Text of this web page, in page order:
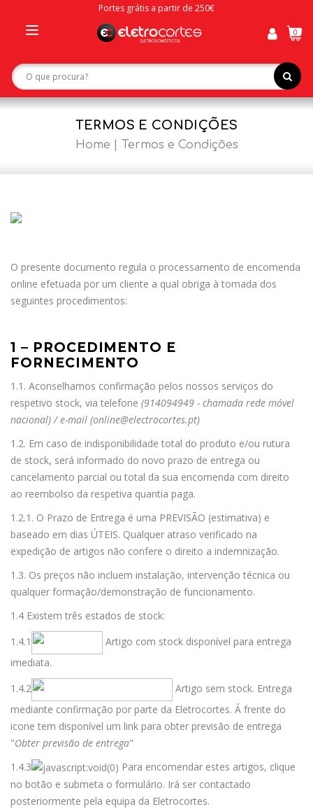
Portes grátis a partir de 250€
navigation
0
TERMOS E CONDIÇÕES
Home Termos e Condições
O presente documento regula o processamento de encomenda
online efetuada por um cliente a qual obriga à tomada dos
seguintes procedimentos:
1 – PROCEDIMENTO E
FORNECIMENTO
1.1. Aconselhamos confirmação pelos nossos serviços do
respetivo stock, via telefone (914094949 - chamada rede móvel
nacional) / e-mail (online@electrocortes.pt)
1.2. Em caso de indisponibilidade total do produto e/ou rutura
de stock, será informado do novo prazo de entrega ou
cancelamento parcial ou total da sua encomenda com direito
ao reembolso da respetiva quantia paga.
1.2.1. O Prazo de Entrega é uma PREVISÃO (estimativa) e
baseado em dias ÚTEIS. Qualquer atraso verificado na
expedição de artigos não confere o direito a indemnização.
1.3. Os preços não incluem instalação, intervenção técnica ou
qualquer formação/demonstração de funcionamento.
1.4 Existem três estados de stock:
1.4.1
Artigo com stock disponível para entrega
imediata.
1.4.2
Artigo sem stock. Entrega
mediante confirmação por parte da Eletrocortes. Á frente do
icone tem disponível um link para obter previsão de entrega
"Obter previsão de entrega"
1.4.3
Para encomendar estes artigos, clique
no botão e submeta o formulário. Irá ser contactado
posteriormente pela equipa da Eletrocortes.